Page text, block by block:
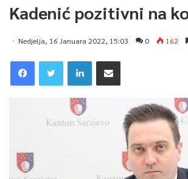
Kadenić pozitivni na
Nedjelja, 16 Januara 2022, 15:03 0 162